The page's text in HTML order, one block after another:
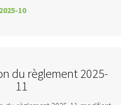
10
du règlement 2025-
11